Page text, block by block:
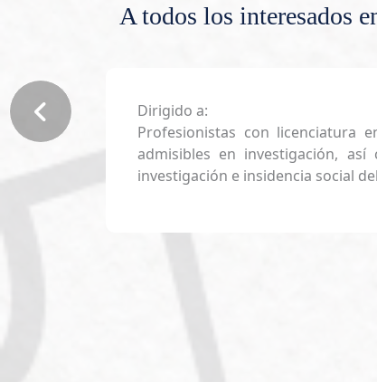
A todos los interesados
Dirigido a:
Profesionistas con licenciatura
admisibles en investigación,
investigación e insidencia social